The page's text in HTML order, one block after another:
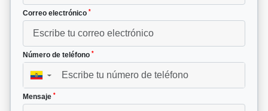
Correo electrónico *
Número de teléfono *
▼
Mensaje *